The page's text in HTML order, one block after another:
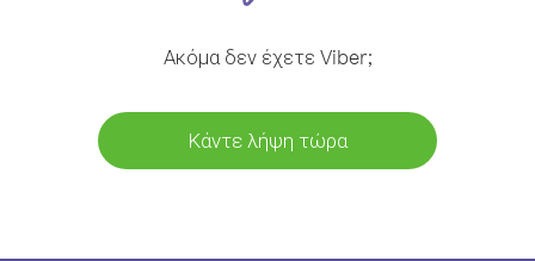
Ακόμα δεν έχετε Viber;
Κάντε λήψη τώρα